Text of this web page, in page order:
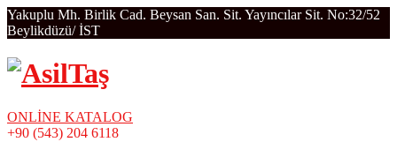
Yakuplu Mh. Birlik Cad. Beysan San. Sit. Yayıncılar Sit. No:32/52
Beylikdüzü/ İST
ONLİNE KATALOG
+90 (543) 204 6118